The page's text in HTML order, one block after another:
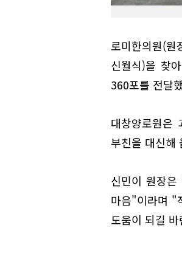
로미한의원(
신월식)을 찾
360포를 전달
대창양로원은
부친을 대신해
신민이 원장
마음"이라며 "
도움이 되길